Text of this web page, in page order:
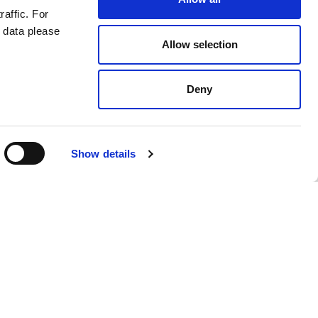
For
please
Show details
Allow selection
Deny
som ofarliga.